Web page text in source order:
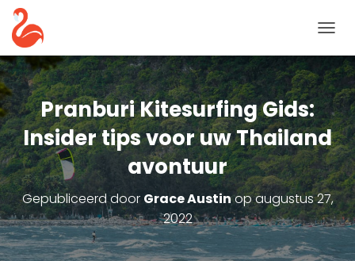
A
V
G
A
T
I
E
T
O
G
G
L
E
Pranburi Kitesurfing Gids:
Insider tips voor uw Thailand
avontuur
Gepubliceerd door Grace Austinopaugustus 27,
2022